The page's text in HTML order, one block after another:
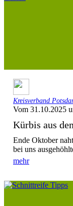
Kreisverband
Vom 31.10.2025
Kürbis aus
Ende Oktober
bei uns
mehr